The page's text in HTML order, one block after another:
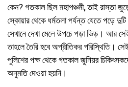
কেন? গতকাল ছিল মহাপঞ্চমী, তাই রাস্তা
স্কোয়ার থেকে ধর্মতলা পর্যন্ত যেতে পড়ে
সেখানে দেখা মেলে উপচে পড়া ভিড়। আর
তাহলে তৈরি হবে অপ্রীতিকর পরিস্থিতি।
পুলিশের পক্ষ থেকে গতকাল জুনিয়র
অনুমতি দেওয়া হয়নি।